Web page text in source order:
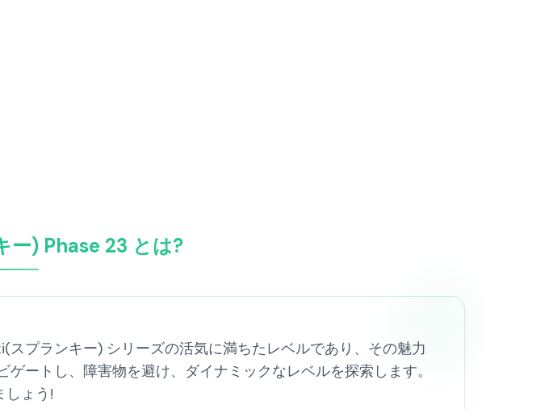
) Phase 23 とは?
プランキー) シリーズの活気に満ちたレベルであり、その魅力
ートし、障害物を避け、ダイナミックなレベルを探索します。
しょう!